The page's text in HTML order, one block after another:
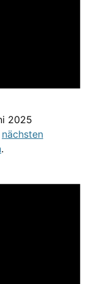
2025
nächsten
.